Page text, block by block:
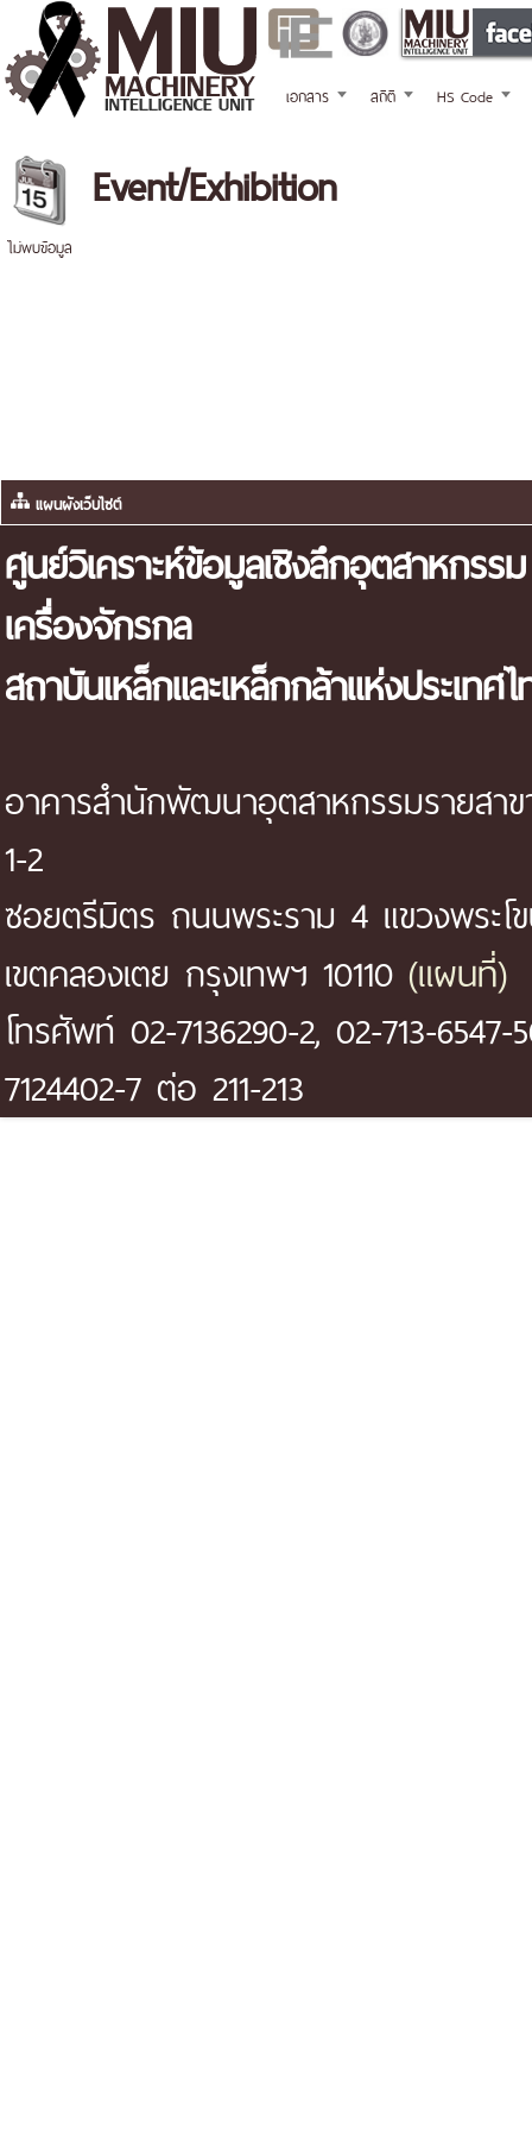
เอกสาร สถิติ HS Code
Event/Exhibition
ไม่พบข้อมูล
แผนผังเว็บไซต์
ศูนย์วิเคราะห์ข้อมูลเชิงลึกอุตสาหกรรม
เครื่องจักรกล
สถาบันเหล็กและเหล็กกล้าแห่งประเทศ
อาคารสำนักพัฒนาอุตสาหกรรมรายสา
1-2
ซอยตรีมิตร ถนนพระราม 4 แขวงพระโ
เขตคลองเตย กรุงเทพฯ 10110 (แผนที่)
โทรศัพท์ 02-7136290-2, 02-713-6547-
7124402-7 ต่อ 211-213